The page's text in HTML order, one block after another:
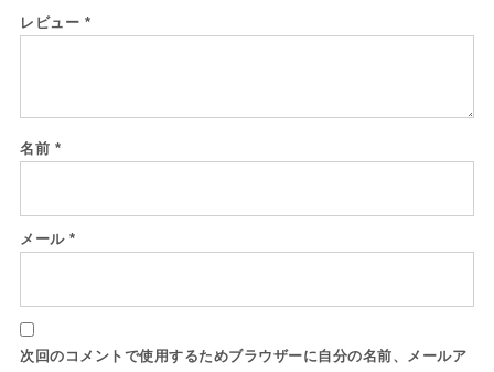
レビュー *
名前 *
メール*
次回のコメントで使用するためブラウザーに自分の名前、メールア